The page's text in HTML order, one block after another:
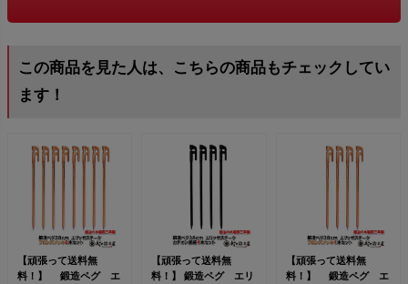
この商品を見た人は、こちらの商品もチェックしてい
ます！
【頑張って送料無
料！】 鍛造ペグ エ
【頑張って送料無
料！】 鍛造ペグ エリ
【頑張って送料無
料！】 鍛造ペグ エ